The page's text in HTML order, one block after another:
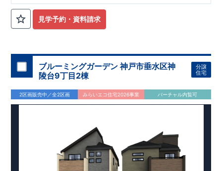
見学予約・資料請求
ブルーミングガーデン 神戸市垂水区神
陵台9丁目2棟
分譲
住宅
2区画販売中／全2区画 みらいエコ住宅2026事業 バーチャル内覧可